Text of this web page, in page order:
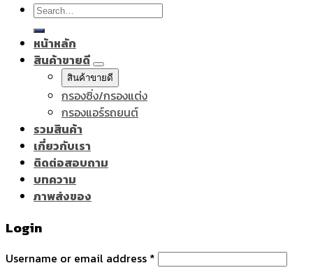
Search
for:
หน้าหลัก
สินค้าขายดี
สินค้าขายดี
กรองซิ่ง/กรองแต่ง
กรองแอร์รถยนต์
รวมสินค้า
เกี่ยวกับเรา
ติดต่อสอบถาม
บทความ
ภาพส่งของ
Login
Username or email address *